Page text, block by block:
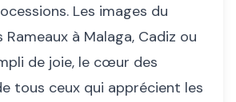
Les images du
Rameaux à Malaga, Cadiz ou
de joie, le cœur des
tous ceux qui apprécient les